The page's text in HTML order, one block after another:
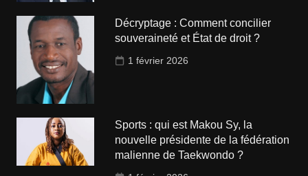
Décryptage : Comment concilier
souveraineté et État de droit ?
1 février 2026
Sports : qui est Makou Sy, la
nouvelle présidente de la fédération
malienne de Taekwondo ?